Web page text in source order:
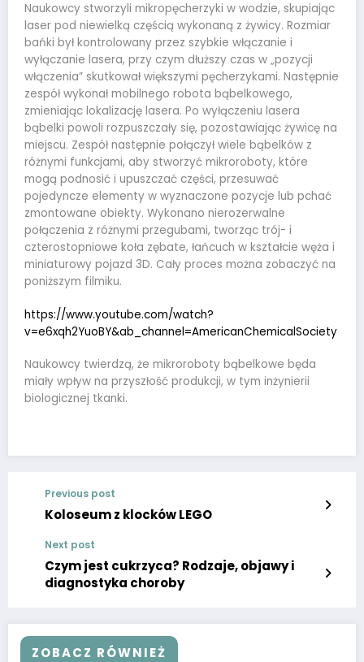
Naukowcy stworzyli mikropęcherzyki w wodzie, skupiając
laser pod niewielką częścią wykonaną z żywicy. Rozmiar
bańki był kontrolowany przez szybkie włączanie i
wyłączanie lasera, przy czym dłuższy czas w „pozycji
włączenia” skutkował większymi pęcherzykami. Następnie
zespół wykonał mobilnego robota bąbelkowego,
zmieniając lokalizację lasera. Po wyłączeniu lasera
bąbelki powoli rozpuszczały się, pozostawiając żywicę na
miejscu. Zespół następnie połączył wiele bąbelków z
różnymi funkcjami, aby stworzyć mikroroboty, które
mogą podnosić i upuszczać części, przesuwać
pojedyncze elementy w wyznaczone pozycje lub pchać
zmontowane obiekty. Wykonano nierozerwalne
połączenia z różnymi przegubami, tworząc trój- i
czterostopniowe koła zębate, łańcuch w kształcie węża i
miniaturowy pojazd 3D. Cały proces można zobaczyć na
poniższym filmiku.
https://www.youtube.com/watch?
v=e6xqh2YuoBY&ab_channel=AmericanChemicalSociety
Naukowcy twierdzą, że mikroroboty bąbelkowe będa
miały wpływ na przyszłość produkcji, w tym inżynierii
biologicznej tkanki.
Previous post
Koloseum z klocków LEGO
Next post
Czym jest cukrzyca? Rodzaje, objawy i
diagnostyka choroby
ZOBACZ RÓWNIEŻ